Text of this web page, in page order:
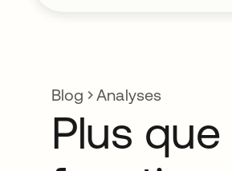
Blog Analyses
Plus que